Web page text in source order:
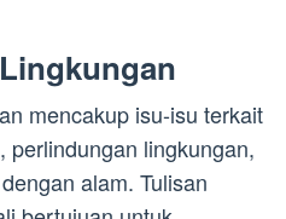
mencakup isu-isu terkait
perlindungan lingkungan,
alam. Tulisan